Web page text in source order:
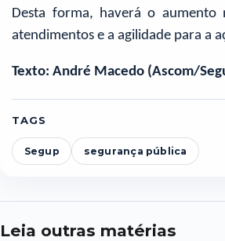
Desta forma, haverá o aumento
atendimentos e a agilidade para a
Texto: André Macedo (Ascom/
TAGS
Segup segurança pública
Leia outras matérias